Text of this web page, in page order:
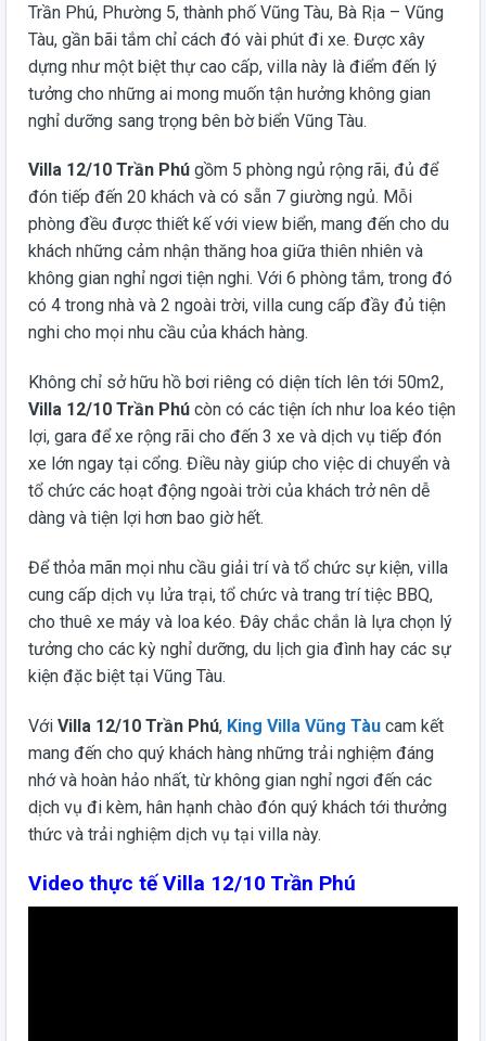
Trần Phú, Phường 5, thành phố Vũng Tàu, Bà Rịa – Vũng
Tàu, gần bãi tắm chỉ cách đó vài phút đi xe. Được xây
dựng như một biệt thự cao cấp, villa này là điểm đến lý
tưởng cho những ai mong muốn tận hưởng không gian
nghỉ dưỡng sang trọng bên bờ biển Vũng Tàu.
Villa 12/10 Trần Phú gồm 5 phòng ngủ rộng rãi, đủ để
đón tiếp đến 20 khách và có sẵn 7 giường ngủ. Mỗi
phòng đều được thiết kế với view biển, mang đến cho du
khách những cảm nhận thăng hoa giữa thiên nhiên và
không gian nghỉ ngơi tiện nghi. Với 6 phòng tắm, trong đó
có 4 trong nhà và 2 ngoài trời, villa cung cấp đầy đủ tiện
nghi cho mọi nhu cầu của khách hàng.
Không chỉ sở hữu hồ bơi riêng có diện tích lên tới 50m2,
Villa 12/10 Trần Phú còn có các tiện ích như loa kéo tiện
lợi, gara để xe rộng rãi cho đến 3 xe và dịch vụ tiếp đón
xe lớn ngay tại cổng. Điều này giúp cho việc di chuyển và
tổ chức các hoạt động ngoài trời của khách trở nên dễ
dàng và tiện lợi hơn bao giờ hết.
Để thỏa mãn mọi nhu cầu giải trí và tổ chức sự kiện, villa
cung cấp dịch vụ lửa trại, tổ chức và trang trí tiệc BBQ,
cho thuê xe máy và loa kéo. Đây chắc chắn là lựa chọn lý
tưởng cho các kỳ nghỉ dưỡng, du lịch gia đình hay các sự
kiện đặc biệt tại Vũng Tàu.
Với Villa 12/10 Trần Phú, King Villa Vũng Tàu cam kết
mang đến cho quý khách hàng những trải nghiệm đáng
nhớ và hoàn hảo nhất, từ không gian nghỉ ngơi đến các
dịch vụ đi kèm, hân hạnh chào đón quý khách tới thưởng
thức và trải nghiệm dịch vụ tại villa này.
Video thực tế Villa 12/10 Trần Phú